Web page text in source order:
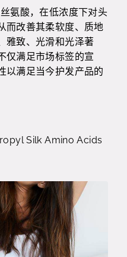
氨酸，在低浓度下对头
而改善其柔软度、质地
雅致、光滑和光泽著
仅满足市场标签的宣
以满足当今护发产品的
Silk Amino Acids